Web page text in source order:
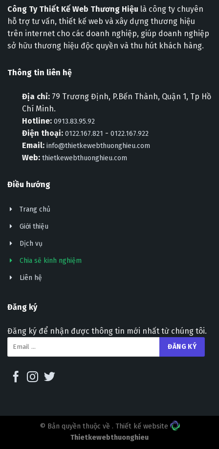
Công Ty Thiết Kế Web Thương Hiệu là công ty chuyên
hỗ trợ tư vấn, thiết kế web và xây dựng thương hiệu
trên internet cho các doanh nghiệp, giúp doanh nghiệp
sở hữu thương hiệu độc quyền và thu hút khách hàng.
Thông tin liên hệ
Địa chỉ: 79 Trương Định, P.Bến Thành, Quận 1, Tp Hồ
Chí Minh.
Hotline: 0913.83.95.92
Điện thoại: 0122.167.821 - 0122.167.922
Email: info@thietkewebthuonghieu.com
Web: thietkewebthuonghieu.com
Điều hướng
Trang chủ
Giới thiệu
Dịch vụ
Chia sẽ kinh nghiệm
Liên hệ
Đăng ký
Đăng ký để nhận được thông tin mới nhất từ chúng tôi.
© Bản quyền thuộc về . Thiết kế website
Thietkewebthuonghieu